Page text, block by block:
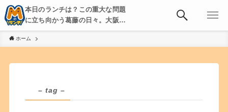
本日のランチは？この重大な問題
に立ち向かう葛藤の日々。大阪・
京都・神戸を中心とした食べ歩
き、飲み歩きを綴る。
ホーム
– tag –